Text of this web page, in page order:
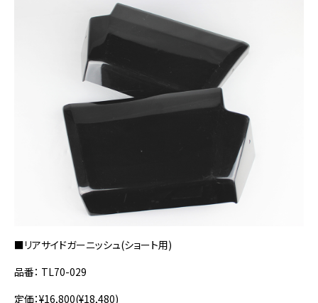
■リアサイドガーニッシュ(ショート用)
品番： TL70-029
定価：¥16,800(¥18,480)